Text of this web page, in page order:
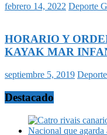
febrero 14, 2022 Deporte
HORARIO Y
KAYAK MAR
septiembre 5, 2019
Destacado